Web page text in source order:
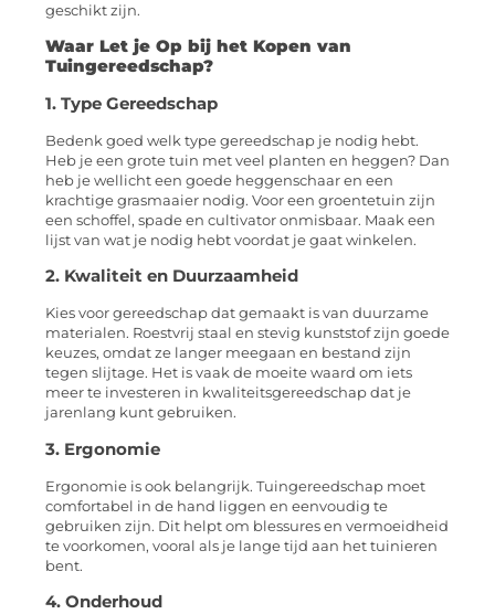
geschikt zijn.
Waar Let je Op bij het Kopen van
Tuingereedschap?
1. Type Gereedschap
Bedenk goed welk type gereedschap je nodig hebt.
Heb je een grote tuin met veel planten en heggen? Dan
heb je wellicht een goede heggenschaar en een
krachtige grasmaaier nodig. Voor een groentetuin zijn
een schoffel, spade en cultivator onmisbaar. Maak een
lijst van wat je nodig hebt voordat je gaat winkelen.
2. Kwaliteit en Duurzaamheid
Kies voor gereedschap dat gemaakt is van duurzame
materialen. Roestvrij staal en stevig kunststof zijn goede
keuzes, omdat ze langer meegaan en bestand zijn
tegen slijtage. Het is vaak de moeite waard om iets
meer te investeren in kwaliteitsgereedschap dat je
jarenlang kunt gebruiken.
3. Ergonomie
Ergonomie is ook belangrijk. Tuingereedschap moet
comfortabel in de hand liggen en eenvoudig te
gebruiken zijn. Dit helpt om blessures en vermoeidheid
te voorkomen, vooral als je lange tijd aan het tuinieren
bent.
4. Onderhoud